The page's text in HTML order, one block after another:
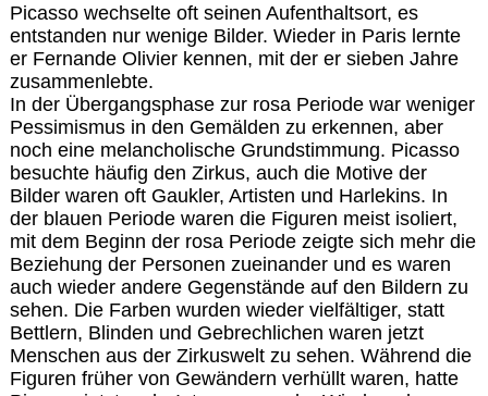
Picasso wechselte oft seinen Aufenthaltsort, es
entstanden nur wenige Bilder. Wieder in Paris lernte
er Fernande Olivier kennen, mit der er sieben Jahre
zusammenlebte.
In der Übergangsphase zur rosa Periode war weniger
Pessimismus in den Gemälden zu erkennen, aber
noch eine melancholische Grundstimmung. Picasso
besuchte häufig den Zirkus, auch die Motive der
Bilder waren oft Gaukler, Artisten und Harlekins. In
der blauen Periode waren die Figuren meist isoliert,
mit dem Beginn der rosa Periode zeigte sich mehr die
Beziehung der Personen zueinander und es waren
auch wieder andere Gegenstände auf den Bildern zu
sehen. Die Farben wurden wieder vielfältiger, statt
Bettlern, Blinden und Gebrechlichen waren jetzt
Menschen aus der Zirkuswelt zu sehen. Während die
Figuren früher von Gewändern verhüllt waren, hatte